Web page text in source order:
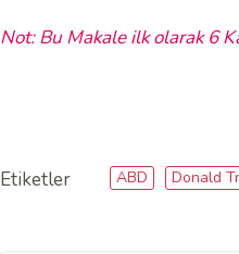
Not: Bu Makale ilk olarak 6
Etiketler ABD Donald